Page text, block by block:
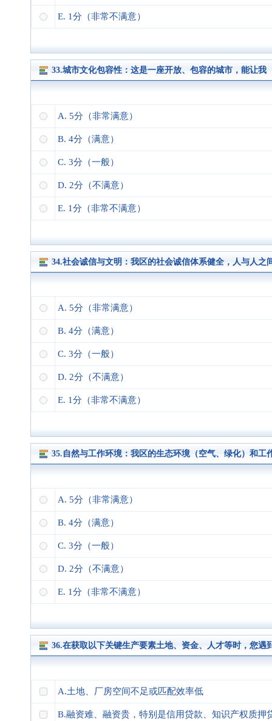
E. 1分（非常不满意）
33.城市文化包容性：这是一座开放、包容的城市，能让我
A. 5分（非常满意）
B. 4分（满意）
C. 3分（一般）
D. 2分（不满意）
E. 1分（非常不满意）
34.社会诚信与文明：我区的社会诚信体系健全，人与人
A. 5分（非常满意）
B. 4分（满意）
C. 3分（一般）
D. 2分（不满意）
E. 1分（非常不满意）
35.自然与工作环境：我区的生态环境（空气、绿化）和工
A. 5分（非常满意）
B. 4分（满意）
C. 3分（一般）
D. 2分（不满意）
E. 1分（非常不满意）
36.在获取以下关键生产要素土地、资金、人才等时，您遇
A.土地、厂房空间不足或匹配效率低
B.融资难、融资贵，特别是信用贷款、知识产权质押